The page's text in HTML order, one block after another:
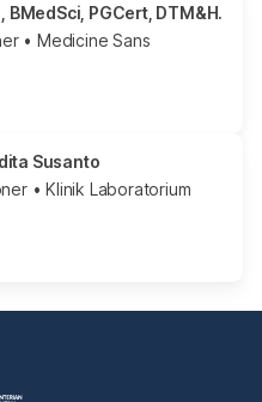
BMedSci, PGCert, DTM&H.
• Medicine Sans
Susanto
• Klinik Laboratorium